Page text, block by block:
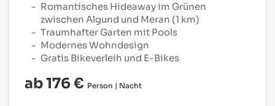
Romantisches Hideaway im Grünen
zwischen Algund und Meran (1 km)
Traumhafter Garten mit Pools
Modernes Wohndesign
Gratis Bikeverleih und E-Bikes
ab 176 € Person | Nacht